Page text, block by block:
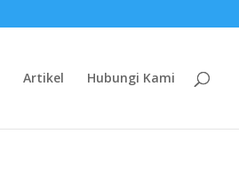
Artikel Hubungi Kami